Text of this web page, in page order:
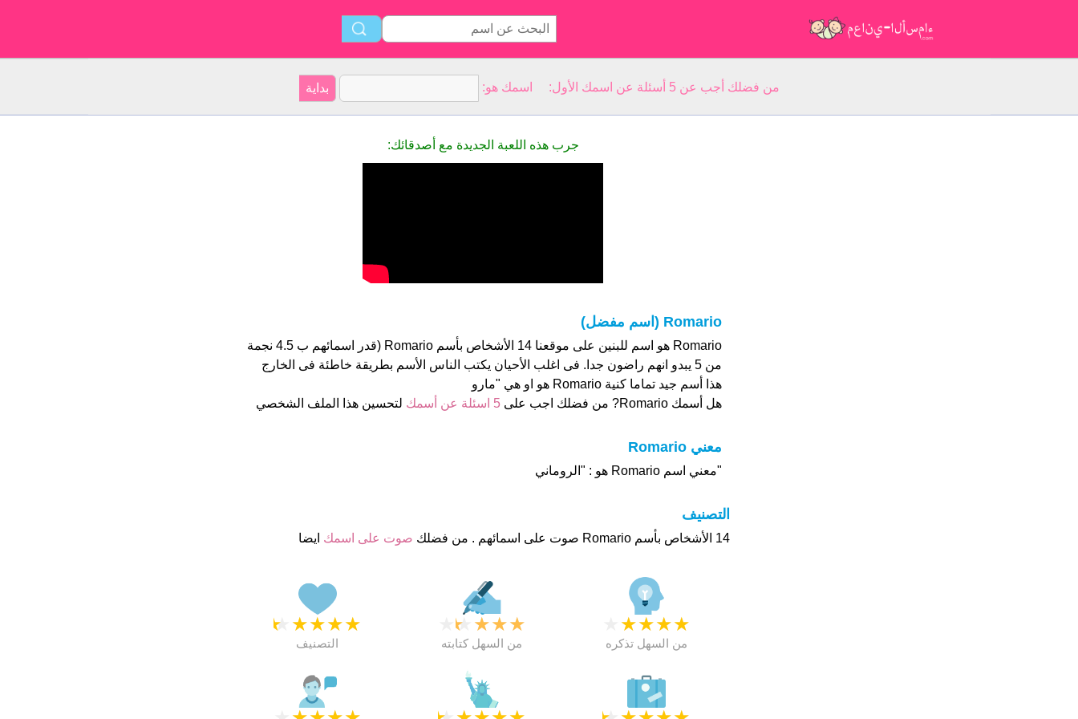
من فضلك أجب عن 5 أسئلة عن اسمك الأول: اسمك هو:
جرب هذه اللعبة الجديدة مع أصدقائك:
Romario (اسم مفضل)
Romario هو اسم للبنين على موقعنا 14 الأشخاص بأسم Romario (قدر اسمائهم ب 4.5 نجمة
من 5 يبدو انهم راضون جدا. فى اغلب الأحيان يكتب الناس الأسم بطريقة خاطئة فى الخارج
هذا أسم جيد تماما كنية Romario هو او هي "مارو
هل أسمك Romario? من فضلك اجب على
5 اسئلة عن أسمك لتحسين هذا الملف الشخصي
معني Romario
"معني اسم Romario هو : "الروماني
التصنيف
14 الأشخاص بأسم Romario صوت على اسمائهم . من فضلك صوت على اسمك ايضا
★
★
★
★
★
التصنيف
★
★
★
★
من السهل كتابته
★
★
★
★
من السهل تذكره